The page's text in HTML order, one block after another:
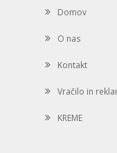
Domov
O nas
Kontakt
Vračilo in
KREME